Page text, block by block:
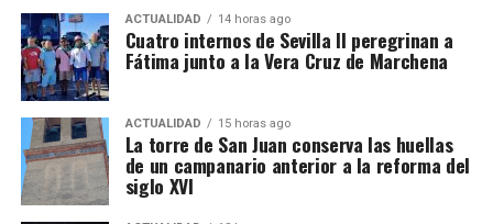
La mayoría no viaja a buscar trabajo sobre el
terreno. Aproximadamente el 90% repite campaña y
se desplaza en cuadrillas contratadas previamente
por explotaciones que ya conocen. Muchos puestos
han pasado de padres a hijos y se mantienen desde
hace décadas.
Cuándo comienza la vendimia
ACTUALIDAD 14 horas ago
Cuatro internos de Sevilla II peregrinan a
Fátima junto a la Vera Cruz de Marchena
ACTUALIDAD 15 horas ago
La torre de San Juan conserva las huellas
de un campanario anterior a la reforma del
siglo XVI